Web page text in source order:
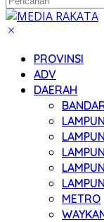
PROVINSI
ADV
DAERAH
METRO